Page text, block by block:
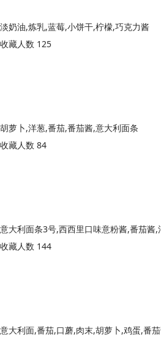
淡奶油,炼乳,蓝莓,小饼干,柠檬,巧克力酱
收藏人数 125
胡萝卜,洋葱,番茄,番茄酱,意大利面条
收藏人数 84
意大利面条3号,西西里口味意粉酱,番茄酱
收藏人数 144
意大利面,番茄,口蘑,肉末,胡萝卜,鸡蛋,番